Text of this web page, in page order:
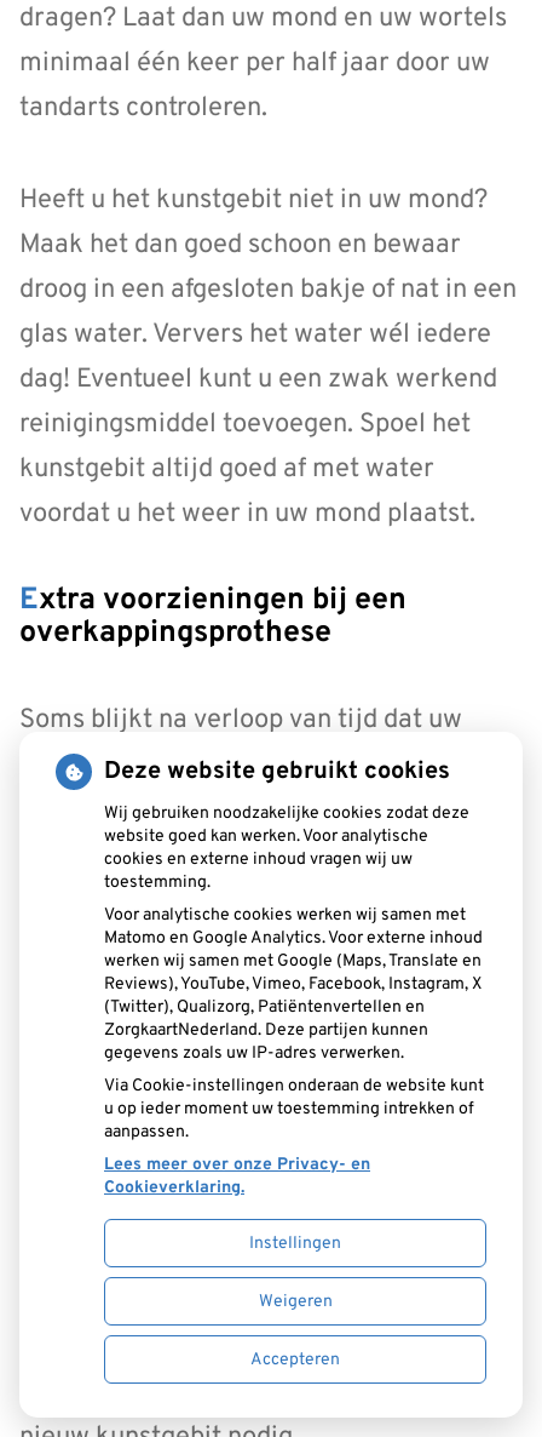
dragen? Laat dan uw mond en uw wortels
minimaal één keer per half jaar door uw
tandarts controleren.
Heeft u het kunstgebit niet in uw mond?
Maak het dan goed schoon en bewaar
droog in een afgesloten bakje of nat in een
glas water. Ververs het water wél iedere
dag! Eventueel kunt u een zwak werkend
reinigingsmiddel toevoegen. Spoel het
kunstgebit altijd goed af met water
voordat u het weer in uw mond plaatst.
Extra voorzieningen bij een
overkappingsprothese
Soms blijkt na verloop van tijd dat uw
overkappingsprothese minder houvast
heeft dan u had verwacht. Soms kan uw
tandarts dan extra voorzieningen
aanbrengen. Zo kan hij bijvoorbeeld
drukknopjes in de wortels en in het
kunstgebit aanbrengen of gouden kapjes
op de wortels aanbrengen, die hij door een
staafje met elkaar verbindt. In het
kunstgebit brengt hij een huls aan die
precies over dit staafje past. Hierdoor kan
het kunstgebit als het ware worden
vastgeklikt. Dit systeem kan, net als de
drukknopjes, aanzienlijk meer houvast
geven aan de overkappingsprothese. In
beide gevallen heeft u dan een geheel
Deze website gebruikt cookies
Wij gebruiken noodzakelijke cookies zodat deze
website goed kan werken. Voor analytische
cookies en externe inhoud vragen wij uw
toestemming.
Voor analytische cookies werken wij samen met
Matomo en Google Analytics. Voor externe inhoud
werken wij samen met Google (Maps, Translate en
Reviews), YouTube, Vimeo, Facebook, Instagram, X
(Twitter), Qualizorg, Patiëntenvertellen en
ZorgkaartNederland. Deze partijen kunnen
gegevens zoals uw IP-adres verwerken.
Via Cookie-instellingen onderaan de website kunt
u op ieder moment uw toestemming intrekken of
aanpassen.
Lees meer over onze Privacy- en
Cookieverklaring.
Instellingen
Weigeren
Accepteren